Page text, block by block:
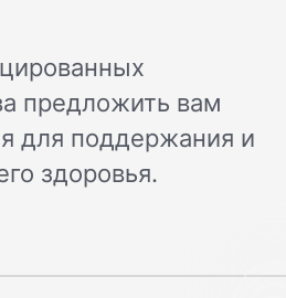
предложить вам
для поддержания и
здоровья.